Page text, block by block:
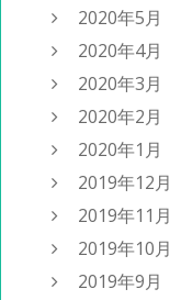
2020年5月
2020年4月
2020年3月
2020年2月
2020年1月
2019年12月
2019年11月
2019年10月
2019年9月